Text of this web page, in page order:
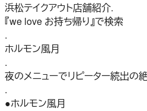
浜松テイクアウト店舗紹介.
『we love お持ち帰り』で検索
.
ホルモン風月
.
夜のメニューでリピーター続出の
.
●ホルモン風月